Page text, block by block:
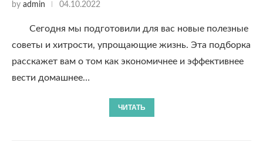
by admin 04.10.2022
Сегодня мы подготовили для вас новые полезные
советы и хитрости, упрощающие жизнь. Эта подборка
расскажет вам о том как экономичнее и эффективнее
вести домашнее…
ЧИТАТЬ